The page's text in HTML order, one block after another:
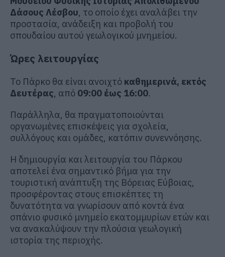
Δάσους Λέσβου, το οποίο έχει αναλάβει την
προστασία, ανάδειξη και προβολή του
σπουδαίου αυτού γεωλογικού μνημείου.
Ώρες λειτουργίας
Το Πάρκο θα είναι ανοιχτό καθημερινά, εκτός
Δευτέρας, από 09:00 έως 16:00.
Παράλληλα, θα πραγματοποιούνται
οργανωμένες επισκέψεις για σχολεία,
συλλόγους και ομάδες, κατόπιν συνεννόησης.
Η δημιουργία και λειτουργία του Πάρκου
αποτελεί ένα σημαντικό βήμα για την
τουριστική ανάπτυξη της Βόρειας Εύβοιας,
προσφέροντας στους επισκέπτες τη
δυνατότητα να γνωρίσουν από κοντά ένα
σπάνιο φυσικό μνημείο εκατομμυρίων ετών και
να ανακαλύψουν την πλούσια γεωλογική
ιστορία της περιοχής.